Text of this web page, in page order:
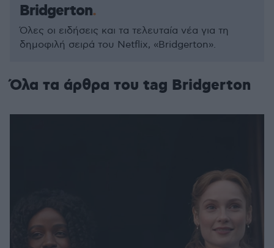
Bridgerton
Όλες οι ειδήσεις και τα τελευταία νέα για τη
δημοφιλή σειρά του Netflix, «Bridgerton».
Όλα τα άρθρα του tag Bridgerton